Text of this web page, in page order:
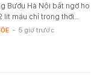
Bướu Hà Nội bất ngờ ho
lít máu chỉ trong thời…
- 5 giờ trước